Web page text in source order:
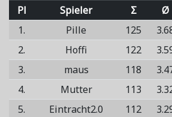
Pl Spieler Σ
Ø
1.
Pille 125
2.
Hoffi 122
3.
maus 118
4. Mutter 113
5.
Eintracht2.0 112